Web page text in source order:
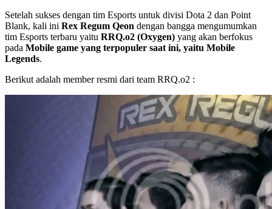
Setelah sukses dengan tim Esports untuk divisi Dota 2 dan Point
Blank, kali ini Rex Regum Qeon dengan bangga mengumumkan
tim Esports terbaru yaitu RRQ.o2 (Oxygen) yang akan berfokus
pada Mobile game yang terpopuler saat ini, yaitu Mobile
Legends.
Berikut adalah member resmi dari team RRQ.o2 :